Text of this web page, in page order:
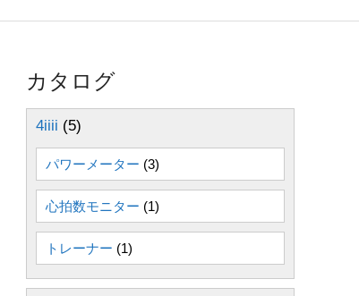
カタログ
4iiii (5)
パワーメーター (3)
心拍数モニター (1)
トレーナー (1)